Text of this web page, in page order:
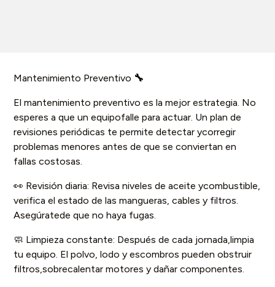
Mantenimiento Preventivo 🔧
El mantenimiento preventivo es la mejor estrategia. No
esperes a que un equipofalle para actuar. Un plan de
revisiones periódicas te permite detectar ycorregir
problemas menores antes de que se conviertan en
fallas costosas.
👀 Revisión diaria: Revisa niveles de aceite ycombustible,
verifica el estado de las mangueras, cables y filtros.
Asegúratede que no haya fugas.
🧼 Limpieza constante: Después de cada jornada,limpia
tu equipo. El polvo, lodo y escombros pueden obstruir
filtros,sobrecalentar motores y dañar componentes.